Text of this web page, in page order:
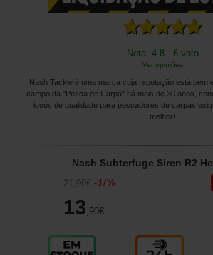
Nota: 4.8 - 6 voto
Ver opiniões
Nash Tackle é uma marca cuja reputação está bem
campo da "Pesca de Carpa" há mais de 30 anos,
iscos de qualidade para pescadores de carpas
melhor!
Nash Subterfuge Siren R2
21,90€ -37%
13 ,90€